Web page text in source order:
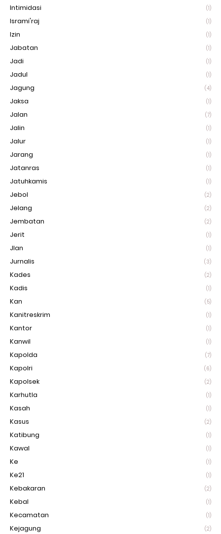
Intimidasi (1)
Isrami'raj (1)
Izin (1)
Jabatan (1)
Jadi (1)
Jadul (1)
Jagung (4)
Jaksa (1)
Jalan (7)
Jalin (1)
Jalur (1)
Jarang (1)
Jatanras (1)
Jatuhkamis (1)
Jebol (2)
Jelang (2)
Jembatan (2)
Jerit (1)
Jlan (1)
Jurnalis (3)
Kades (2)
Kadis (1)
Kan (5)
Kanitreskrim (1)
Kantor (1)
Kanwil (1)
Kapolda (7)
Kapolri (6)
Kapolsek (2)
Karhutla (1)
Kasah (1)
Kasus (2)
Katibung (1)
Kawal (1)
Ke (1)
Ke21 (1)
Kebakaran (2)
Kebal (1)
Kecamatan (1)
Kejagung (2)